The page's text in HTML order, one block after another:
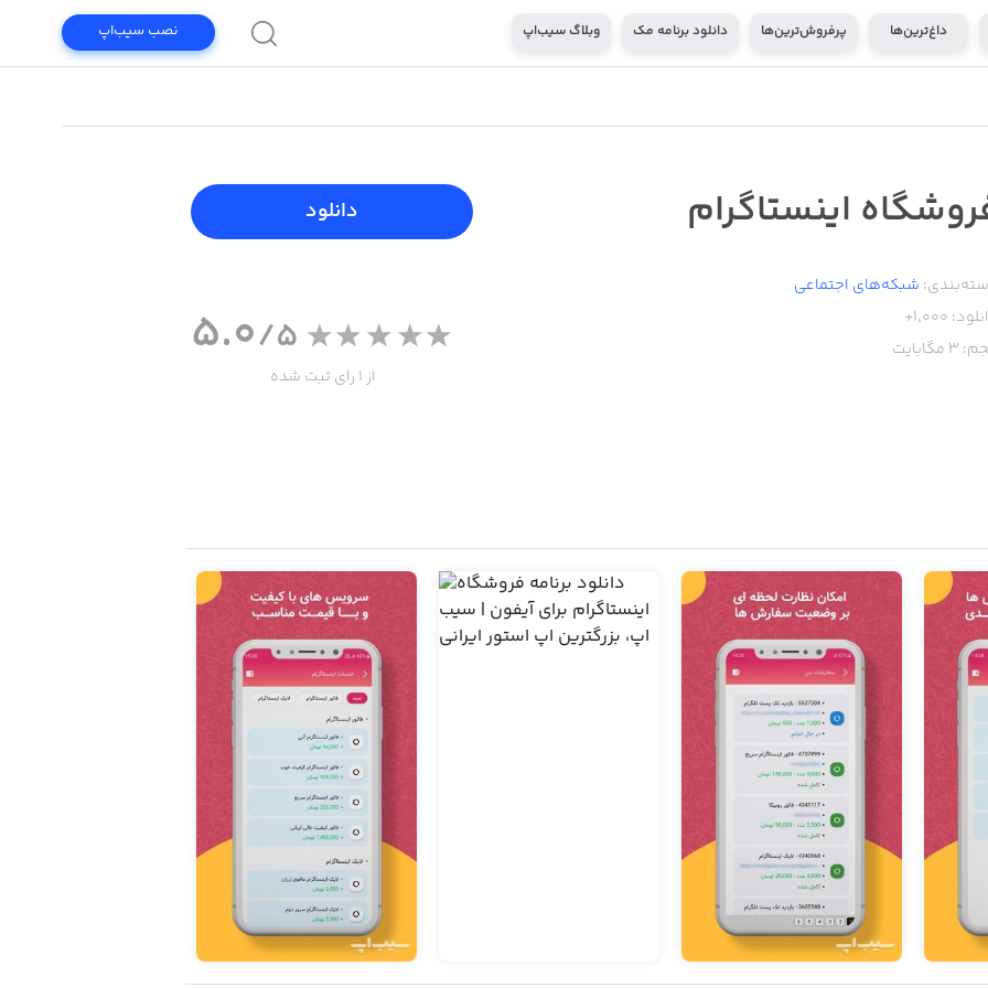
داغ‌ترین‌ها پرفروش‌ترین‌ها دانلود برنامه مک وبلاگ سیب‌اپ نصب سیب‌اپ
اینستاگرام
شبکه‌های اجتماعی
1,000+
3 مگابایت
دانلود
5.0/5
از 1 رای ثبت شده